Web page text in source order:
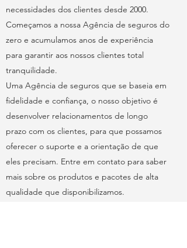
necessidades dos clientes desde 2000.
Começamos a nossa Agência de seguros do
zero e acumulamos anos de experiência
para garantir aos nossos clientes total
tranquilidade.
Uma Agência de seguros que se baseia em
fidelidade e confiança, o nosso objetivo é
desenvolver relacionamentos de longo
prazo com os clientes, para que possamos
oferecer o suporte e a orientação de que
eles precisam. Entre em contato para saber
mais sobre os produtos e pacotes de alta
qualidade que disponibilizamos.